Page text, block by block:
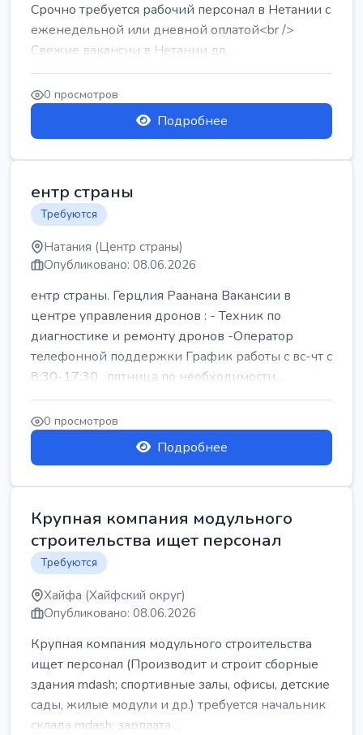
Срочно требуется рабочий персонал в Нетании с
еженедельной или дневной оплатой<br />
Свежие вакансии в Нетании дл...
0 просмотров
Подробнее
ентр страны
Требуются
Натания (Центр страны)
Опубликовано: 08.06.2026
ентр страны. Герцлия Раанана Вакансии в
центре управления дронов : - Техник по
диагностике и ремонту дронов -Оператор
телефонной поддержки График работы с вс-чт с
8:30-17:30 , пятница по необходимости...
0 просмотров
Подробнее
Крупная компания модульного
строительства ищет персонал
Требуются
Хайфа (Хайфский округ)
Опубликовано: 08.06.2026
Крупная компания модульного строительства
ищет персонал (Производит и строит сборные
здания mdash; спортивные залы, офисы, детские
сады, жилые модули и др.) требуется начальник
склада mdash; зарплата ...